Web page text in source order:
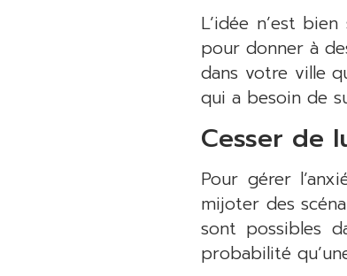
L’idée n’est
pour donner à
dans votre ville
qui a besoin de
Cesser de
Pour gérer
mijoter des
sont possibles
probabilité